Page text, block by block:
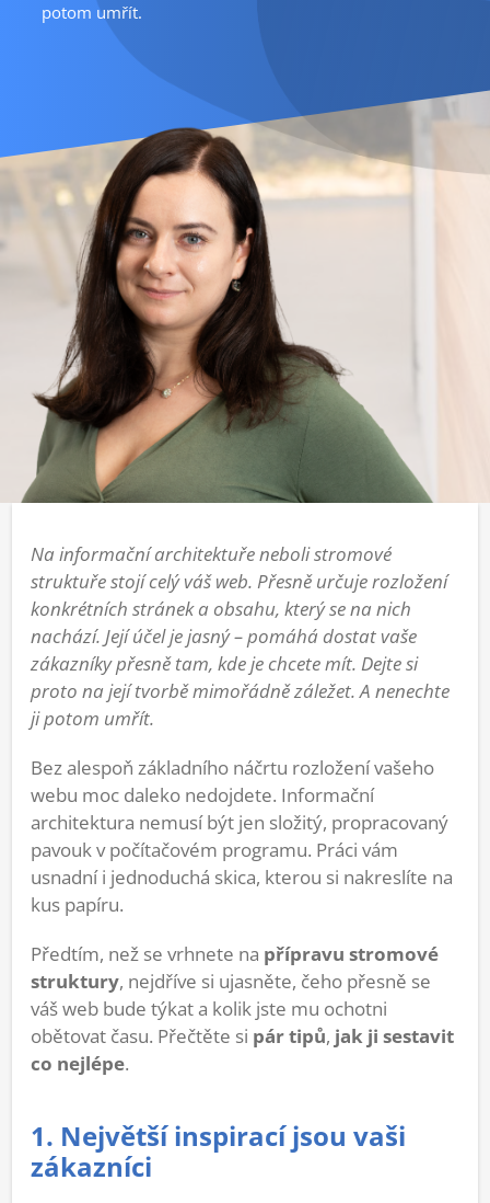
potom umřít.
Na informační architektuře neboli stromové
struktuře stojí celý váš web. Přesně určuje rozložení
konkrétních stránek a obsahu, který se na nich
nachází. Její účel je jasný – pomáhá dostat vaše
zákazníky přesně tam, kde je chcete mít. Dejte si
proto na její tvorbě mimořádně záležet. A nenechte
ji potom umřít.
Bez alespoň základního náčrtu rozložení vašeho
webu moc daleko nedojdete. Informační
architektura nemusí být jen složitý, propracovaný
pavouk v počítačovém programu. Práci vám
usnadní i jednoduchá skica, kterou si nakreslíte na
kus papíru.
Předtím, než se vrhnete na přípravu stromové
struktury, nejdříve si ujasněte, čeho přesně se
váš web bude týkat a kolik jste mu ochotni
obětovat času. Přečtěte si pár tipů, jak ji sestavit
co nejlépe.
1. Největší inspirací jsou vaši
zákazníci